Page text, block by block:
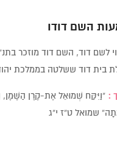
השםדודו
לשם דוד, השם דוד מוזכר
יהודה במשך כ-420 שנה עד חורבן הבית הראשון. מכונה
:“וַיִּקַּח שְׁמוּאֵל אֶת-קֶרֶן הַשֶּׁמֶן,
שמואל ט”ז י”ג